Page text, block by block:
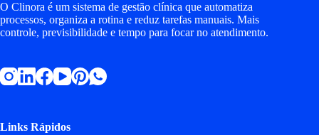
O Clinora é um sistema de gestão clínica que automatiza
processos, organiza a rotina e reduz tarefas manuais. Mais
controle, previsibilidade e tempo para focar no atendimento.
Links Rápidos